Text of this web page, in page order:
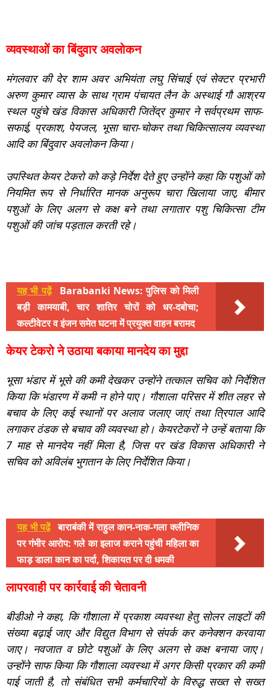
व्यवस्थाओं का बिंदुवार अवलोकन
मंगलवार की देर शाम अवर अभियंता लघु सिंचाई एवं सेक्टर प्रभारी
अरुण कुमार व्यास के साथ ग्राम पंचायत लैन के अस्थाई गौ आश्रय
स्थल पहुंचे खंड विकास अधिकारी जितेंद्र कुमार ने सर्वप्रथम साफ-
सफाई, प्रकाश, पेयजल, भूसा चारा-चोकर तथा चिकित्सालय व्यवस्था
आदि का बिंदुवार अवलोकन किया।
उपस्थित केयर टेकरो को कड़े निर्देश देते हुए उन्होंने कहा कि पशुओं को
नियमित रूप से निर्धारित मानक अनुरूप चारा खिलाया जाए, बीमार
पशुओं के लिए अलग से कक्ष बने तथा लगातार पशु चिकित्सा टीम
पशुओं की जांच पड़ताल करती रहे।
यह भी पढ़ें
Barabanki News: पुलिस को मिली
बड़ी कामयाबी, चार शातिर चोरों को धर-दबोचा;
कल्टीवेटर व इंजन समेत घटना में प्रयुक्त वाहन बरामद
केयर टेकरो ने उठाया बकाया मानदेय का मुद्दा
भूसा भंडार में भूसे की कमी देखकर उन्होंने तत्काल सचिव को निर्देशित
किया कि भंडारण में कमी न होने पाए। गौशाला परिसर में शीत लहर से
बचाव के लिए कई स्थानों पर अलाव जलाए जाएं तथा त्रिपाल आदि
लगाकर ठंडक से बचाव की व्यवस्था हो। केयरटेकरों ने उन्हें बताया कि
7 माह से मानदेय नहीं मिला है, जिस पर खंड विकास अधिकारी ने
सचिव को अविलंब भुगतान के लिए निर्देशित किया।
यह भी पढ़ें बाराबंकी में राहुल कान-नाक-गला क्लीनिक
पर गंभीर आरोप: गले का इलाज कराने पहुंची महिला का
फाड़ डाला कान का पर्दा, शिकायत पर दी धमकी
लापरवाही पर कार्रवाई की चेतावनी
बीडीओ ने कहा, कि गौशाला में प्रकाश व्यवस्था हेतु सोलर लाइटों की
संख्या बढ़ाई जाए और विद्युत विभाग से संपर्क कर कनेक्शन करवाया
जाए। नवजात व छोटे पशुओं के लिए अलग से कक्ष बनाया जाए।
उन्होंने साफ किया कि गौशाला व्यवस्था में अगर किसी प्रकार की कमी
पाई जाती है, तो संबंधित सभी कर्मचारियों के विरुद्ध सख्त से सख्त